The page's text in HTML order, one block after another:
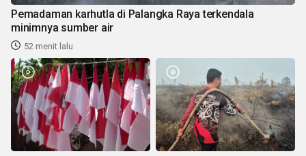
Pemadaman karhutla di Palangka Raya terkendala
minimnya sumber air
52 menit lalu